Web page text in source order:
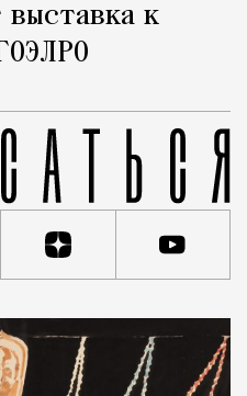
выставка к